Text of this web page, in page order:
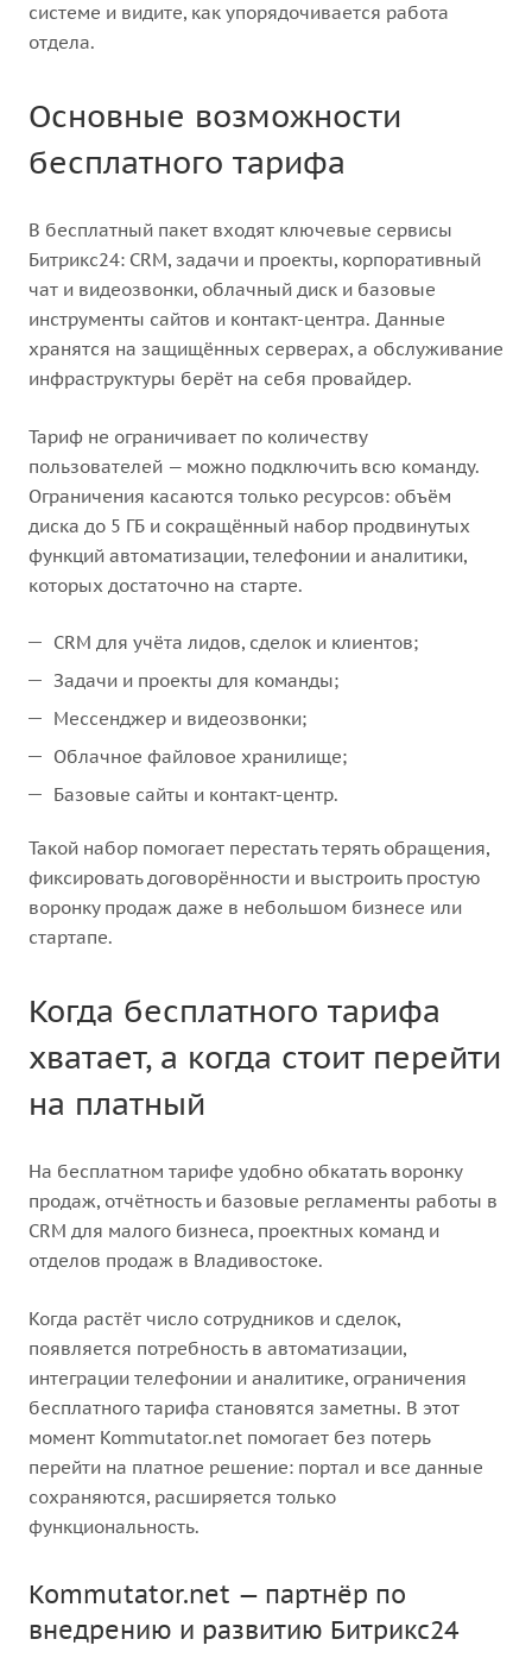
системе и видите, как упорядочивается работа
отдела.
Основные возможности
бесплатного тарифа
В бесплатный пакет входят ключевые сервисы
Битрикс24: CRM, задачи и проекты, корпоративный
чат и видеозвонки, облачный диск и базовые
инструменты сайтов и контакт-центра. Данные
хранятся на защищённых серверах, а обслуживание
инфраструктуры берёт на себя провайдер.
Тариф не ограничивает по количеству
пользователей — можно подключить всю команду.
Ограничения касаются только ресурсов: объём
диска до 5 ГБ и сокращённый набор продвинутых
функций автоматизации, телефонии и аналитики,
которых достаточно на старте.
CRM для учёта лидов, сделок и клиентов;
Задачи и проекты для команды;
Мессенджер и видеозвонки;
Облачное файловое хранилище;
Базовые сайты и контакт-центр.
Такой набор помогает перестать терять обращения,
фиксировать договорённости и выстроить простую
воронку продаж даже в небольшом бизнесе или
стартапе.
Когда бесплатного тарифа
хватает, а когда стоит перейти
на платный
На бесплатном тарифе удобно обкатать воронку
продаж, отчётность и базовые регламенты работы в
CRM для малого бизнеса, проектных команд и
отделов продаж в Владивостоке.
Когда растёт число сотрудников и сделок,
появляется потребность в автоматизации,
интеграции телефонии и аналитике, ограничения
бесплатного тарифа становятся заметны. В этот
момент Kommutator.net помогает без потерь
перейти на платное решение: портал и все данные
сохраняются, расширяется только
функциональность.
Kommutator.net — партнёр по
внедрению и развитию Битрикс24